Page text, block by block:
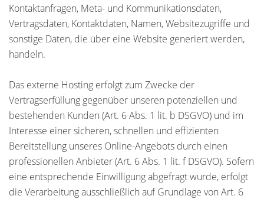
Kontaktanfragen, Meta- und Kommunikationsdaten,
Vertragsdaten, Kontaktdaten, Namen, Websitezugriffe und
sonstige Daten, die über eine Website generiert werden,
handeln.
Das externe Hosting erfolgt zum Zwecke der
Vertragserfüllung gegenüber unseren potenziellen und
bestehenden Kunden (Art. 6 Abs. 1 lit. b DSGVO) und im
Interesse einer sicheren, schnellen und effizienten
Bereitstellung unseres Online-Angebots durch einen
professionellen Anbieter (Art. 6 Abs. 1 lit. f DSGVO). Sofern
eine entsprechende Einwilligung abgefragt wurde, erfolgt
die Verarbeitung ausschließlich auf Grundlage von Art. 6